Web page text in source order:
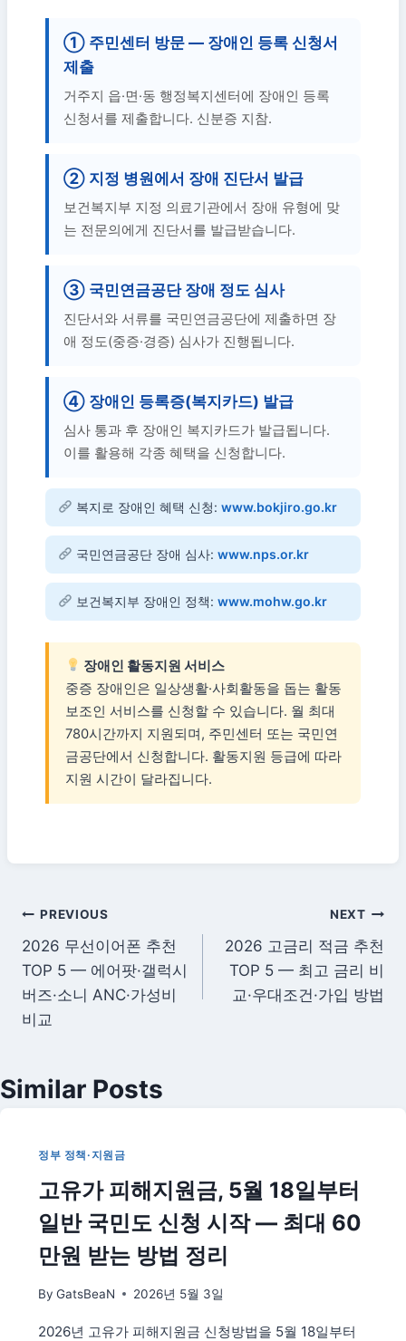
① 주민센터 방문 — 장애인 등록 신청서
제출
거주지 읍·면·동 행정복지센터에 장애인 등록
신청서를 제출합니다. 신분증 지참.
② 지정 병원에서 장애 진단서 발급
보건복지부 지정 의료기관에서 장애 유형에 맞
는 전문의에게 진단서를 발급받습니다.
③ 국민연금공단 장애 정도 심사
진단서와 서류를 국민연금공단에 제출하면 장
애 정도(중증·경증) 심사가 진행됩니다.
④ 장애인 등록증(복지카드) 발급
심사 통과 후 장애인 복지카드가 발급됩니다.
이를 활용해 각종 혜택을 신청합니다.
복지로 장애인 혜택 신청:www.bokjiro.go.kr
국민연금공단 장애 심사:www.nps.or.kr
보건복지부 장애인 정책:www.mohw.go.kr
장애인 활동지원 서비스
중증 장애인은 일상생활·사회활동을 돕는 활동
보조인 서비스를 신청할 수 있습니다. 월 최대
780시간까지 지원되며, 주민센터 또는 국민연
금공단에서 신청합니다. 활동지원 등급에 따라
지원 시간이 달라집니다.
글
탐
색
PREVIOUS
2026 무선이어폰 추천
TOP 5 — 에어팟·갤럭시
버즈·소니 ANC·가성비
비교
NEXT
2026 고금리 적금 추천
TOP 5 — 최고 금리 비
교·우대조건·가입 방법
Similar Posts
정부 정책·지원금
고유가 피해지원금, 5월 18일부터
일반 국민도 신청 시작 — 최대 60
만원 받는 방법 정리
By GatsBeaN 2026년 5월 3일
2026년 고유가 피해지원금 신청방법을 5월 18일부터